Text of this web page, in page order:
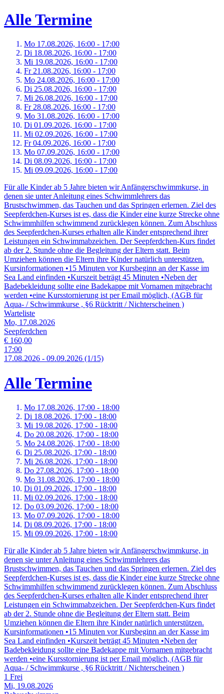
Alle Termine
Mo 17.08.2026, 16:00 - 17:00
Di 18.08.2026, 16:00 - 17:00
Mi 19.08.2026, 16:00 - 17:00
Fr 21.08.2026, 16:00 - 17:00
Mo 24.08.2026, 16:00 - 17:00
Di 25.08.2026, 16:00 - 17:00
Mi 26.08.2026, 16:00 - 17:00
Fr 28.08.2026, 16:00 - 17:00
Mo 31.08.2026, 16:00 - 17:00
Di 01.09.2026, 16:00 - 17:00
Mi 02.09.2026, 16:00 - 17:00
Fr 04.09.2026, 16:00 - 17:00
Mo 07.09.2026, 16:00 - 17:00
Di 08.09.2026, 16:00 - 17:00
Mi 09.09.2026, 16:00 - 17:00
Für alle Kinder ab 5 Jahre bieten wir Anfängerschwimmkurse, in
denen sie unter Anleitung eines Schwimmlehrers das
Brustschwimmen, das Tauchen und das Springen erlernen. Ziel des
Seepferdchen-Kurses ist es, dass die Kinder eine kurze Strecke ohne
Schwimmhilfen schwimmend zurücklegen können. Zum Abschluss
des Seepferdchen-Kurses erhalten alle Kinder entsprechend ihrer
Leistungen ein Schwimmabzeichen. Der Seepferdchen-Kurs findet
ab der 2. Stunde ohne die Begleitung der Eltern statt. Beim
Umziehen können die Eltern ihre Kinder natürlich unterstützen.
Kursinformationen •15 Minuten vor Kursbeginn an der Kasse im
Sea Land einfinden •Kurszeit beträgt 45 Minuten •Neben der
Badebekleidung sollte eine Badekappe mit Vornamen mitgebracht
werden •eine Kursstornierung ist per Email möglich, (AGB für
Aqua- / Schwimmkurse , §6 Rücktritt / Nichterscheinen )
Warteliste
Mo, 17.08.2026
Seepferdchen
€ 160,00
17:00
17.08.2026 - 09.09.2026 (1/15)
Alle Termine
Mo 17.08.2026, 17:00 - 18:00
Di 18.08.2026, 17:00 - 18:00
Mi 19.08.2026, 17:00 - 18:00
Do 20.08.2026, 17:00 - 18:00
Mo 24.08.2026, 17:00 - 18:00
Di 25.08.2026, 17:00 - 18:00
Mi 26.08.2026, 17:00 - 18:00
Do 27.08.2026, 17:00 - 18:00
Mo 31.08.2026, 17:00 - 18:00
Di 01.09.2026, 17:00 - 18:00
Mi 02.09.2026, 17:00 - 18:00
Do 03.09.2026, 17:00 - 18:00
Mo 07.09.2026, 17:00 - 18:00
Di 08.09.2026, 17:00 - 18:00
Mi 09.09.2026, 17:00 - 18:00
Für alle Kinder ab 5 Jahre bieten wir Anfängerschwimmkurse, in
denen sie unter Anleitung eines Schwimmlehrers das
Brustschwimmen, das Tauchen und das Springen erlernen. Ziel des
Seepferdchen-Kurses ist es, dass die Kinder eine kurze Strecke ohne
Schwimmhilfen schwimmend zurücklegen können. Zum Abschluss
des Seepferdchen-Kurses erhalten alle Kinder entsprechend ihrer
Leistungen ein Schwimmabzeichen. Der Seepferdchen-Kurs findet
ab der 2. Stunde ohne die Begleitung der Eltern statt. Beim
Umziehen können die Eltern ihre Kinder natürlich unterstützen.
Kursinformationen •15 Minuten vor Kursbeginn an der Kasse im
Sea Land einfinden •Kurszeit beträgt 45 Minuten •Neben der
Badebekleidung sollte eine Badekappe mit Vornamen mitgebracht
werden •eine Kursstornierung ist per Email möglich, (AGB für
Aqua- / Schwimmkurse , §6 Rücktritt / Nichterscheinen )
1 Frei
Mi, 19.08.2026